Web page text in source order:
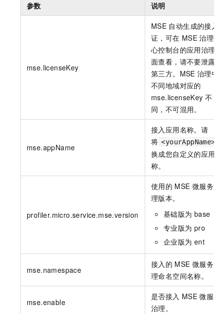
参数 说明
mse.licenseKey
MSE 自动生成的接入
证，可在 MSE 治理中
心控制台的应用治理页
面查看，请不要泄露给
第三方。MSE 治理中
不同地域对应的
mse.licenseKey 不
同，不可混用。
mse.appName
接入应用名称。请
将 <yourAppName>
换成您自定义的应用名
称。
profiler.micro.service.mse.version
使用的 MSE 微服务治
理版本。
基础版为 base
专业版为 pro
企业版为 ent
mse.namespace
接入的 MSE 微服务治
理命名空间名称。
mse.enable
是否接入 MSE 微服务
治理。